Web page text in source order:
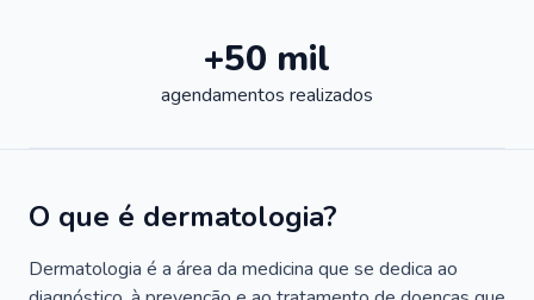
+50 mil
agendamentos realizados
O que é dermatologia?
Dermatologia é a área da medicina que se dedica ao